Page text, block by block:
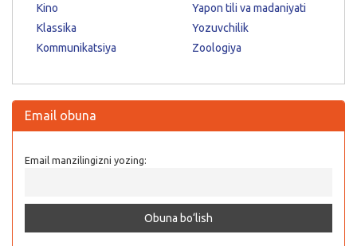
Kino
Klassika
Kommunikatsiya
Yapon tili va madaniyati
Yozuvchilik
Zoologiya
Email obuna
Email manzilingizni yozing: